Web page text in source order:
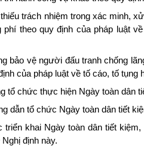
trách nhiệm trong xác minh,
phí theo quy định của pháp luật
bảo vệ người đấu tranh chống
của pháp luật về tố cáo, tố tụng
tổ chức thực hiện Ngày toàn dân
dẫn tổ chức Ngày toàn dân tiết
triển khai Ngày toàn dân tiết
định này.